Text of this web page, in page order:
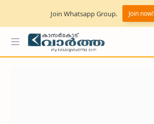
Join Whatsapp Group. Join now!